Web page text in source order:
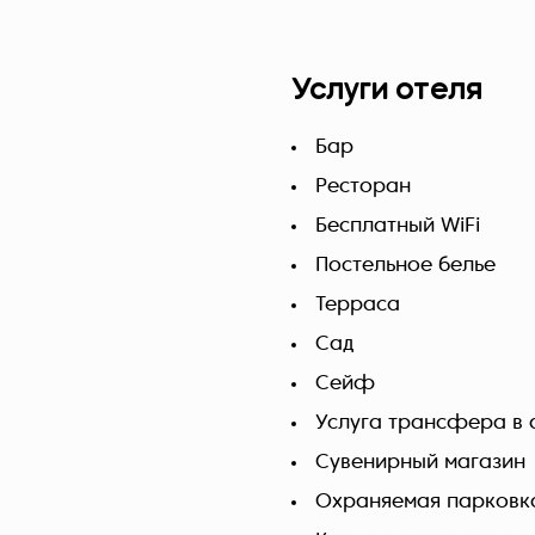
Услуги отеля
Бар
Ресторан
Бесплатный WiFi
Постельное белье
Терраса
Сад
Сейф
Услуга трансфера в
Сувенирный магазин
Охраняемая